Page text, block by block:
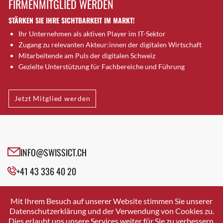
Brugg AG
Brütten
Bubendorf
Bubikon
Buchs (SG)
Bäretswil
Bülach
Cazis
Crissier
Davos Platz
Dierikon
Dietikon
FIRMENMITGLIED WERDEN
STÄRKEN SIE IHRE SICHTBARKEIT IM MARKT!
Ihr Unternehmen als aktiven Player im IT-Sektor
Zugang zu relevanten Akteur:innen der digitalen Wirtschaft
Mitarbeitende am Puls der digitalen Schweiz
Gezielte Unterstützung für Fachbereiche und Führung
Jetzt Mitglied werden
INFO@SWISSICT.CH
+41 43 336 40 20
SWISSICT
VULKANSTRASSE 120
8048 ZURICH
Mit Ihrem Besuch auf unserer Website stimmen Sie unserer
Datenschutzerklärung und der Verwendung von Cookies zu.
Dies erlaubt uns unsere Services weiter für Sie zu verbessern.